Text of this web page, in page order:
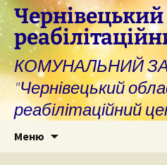
Перейти
до
вмісту
КОМУНАЛЬНИЙ
"Чернівецький
реабілітаційний
Меню